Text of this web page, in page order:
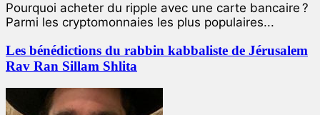
Pourquoi acheter du ripple avec une carte bancaire ?
Parmi les cryptomonnaies les plus populaires...
Les bénédictions du rabbin kabbaliste de Jérusalem
Rav Ran Sillam Shlita